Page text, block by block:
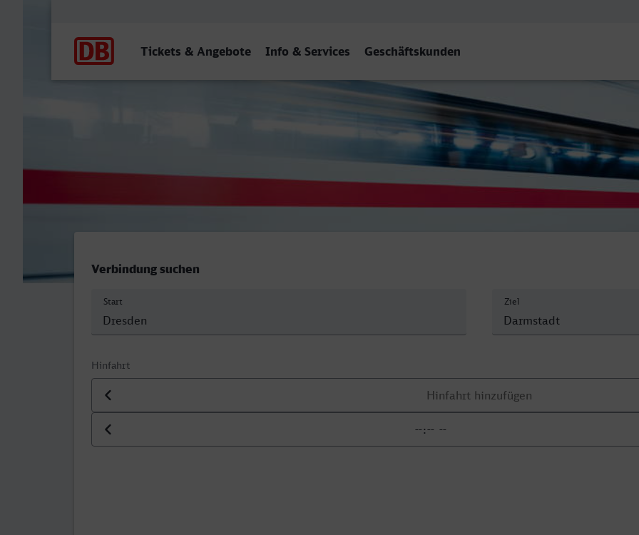
Tickets & Angebote Info & Services Geschäftskunden
Dresden Hbf - Darmstadt Hbf
Verbindung suchen
Start Ziel
Hinfahrt
Datum der Hinfahrt
Uhrzeit der Hinfahrt